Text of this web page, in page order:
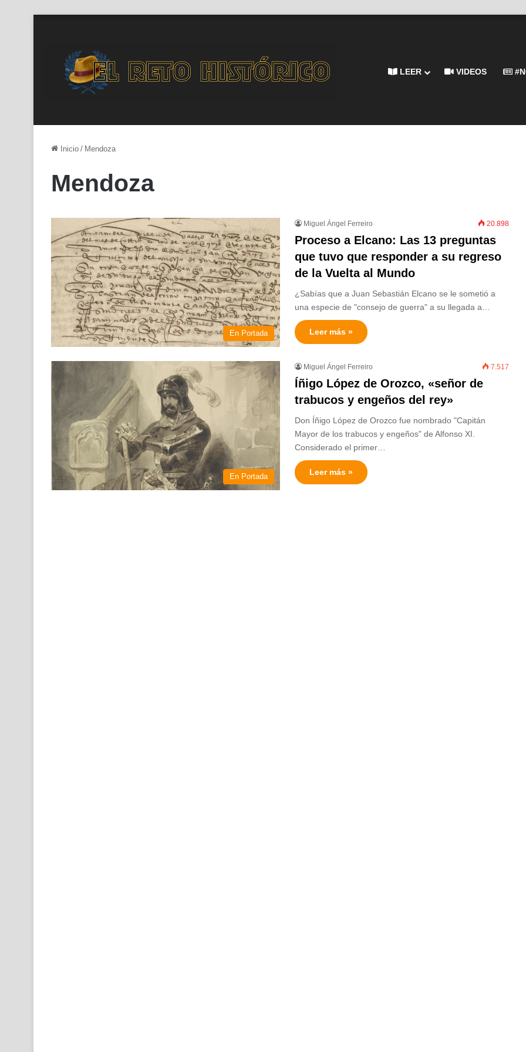
LEER VIDEOS
Inicio / Mendoza
Mendoza
En Portada
Miguel Ángel Ferreiro 20.898
Proceso a Elcano: Las 13 preguntas
que tuvo que responder a su regreso
de la Vuelta al Mundo
¿Sabías que a Juan Sebastián Elcano se le sometió a
una especie de "consejo de guerra" a su llegada a…
Leer más »
En Portada
Miguel Ángel Ferreiro 7.517
Íñigo López de Orozco, «señor de
trabucos y engeños del rey»
Don Íñigo López de Orozco fue nombrado "Capitán
Mayor de los trabucos y engeños" de Alfonso XI.
Considerado el primer…
Leer más »